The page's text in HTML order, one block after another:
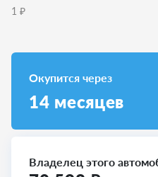
1 ₽
Окупится через
14 месяцев
Владелец этого